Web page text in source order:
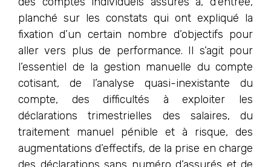
planché sur les constats qui ont expliqué la
fixation d’un certain nombre d’objectifs pour
aller vers plus de performance. Il s’agit pour
l’essentiel de la gestion manuelle du compte
cotisant, de l’analyse quasi-inexistante du
compte, des difficultés à exploiter les
déclarations trimestrielles des salaires, du
traitement manuel pénible et à risque, des
augmentations d’effectifs, de la prise en charge